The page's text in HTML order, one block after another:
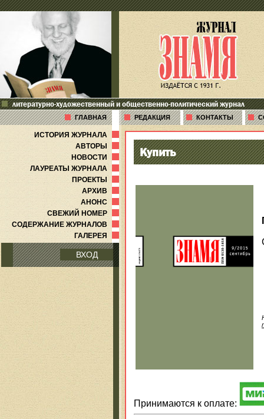
литературно-художественный и общественно-политический журнал
ГЛАВНАЯ РЕДАКЦИЯ КОНТАКТЫ
ИСТОРИЯ ЖУРНАЛА
АВТОРЫ
НОВОСТИ
ЛАУРЕАТЫ ЖУРНАЛА
ПРОЕКТЫ
АРХИВ
АНОНС
СВЕЖИЙ НОМЕР
СОДЕРЖАНИЕ ЖУРНАЛОВ
ГАЛЕРЕЯ
ВХОД
Купить
Принимаются к оплате: